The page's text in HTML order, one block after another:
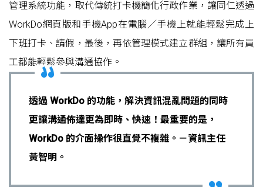
管理系統功能，取代傳統打卡機簡化行政作業，讓同仁透過
WorkDo網頁版和手機App在電腦／手機上就能輕鬆完成上
下班打卡、請假，最後，再依管理模式建立群組，讓所有員
工都能輕鬆參與溝通協作。
透過 WorkDo 的功能，解決資訊混亂問題的同時
更讓溝通佈達更為即時、快速！最重要的是，
WorkDo 的介面操作很直覺不複雜。－資訊主任
黃智明。